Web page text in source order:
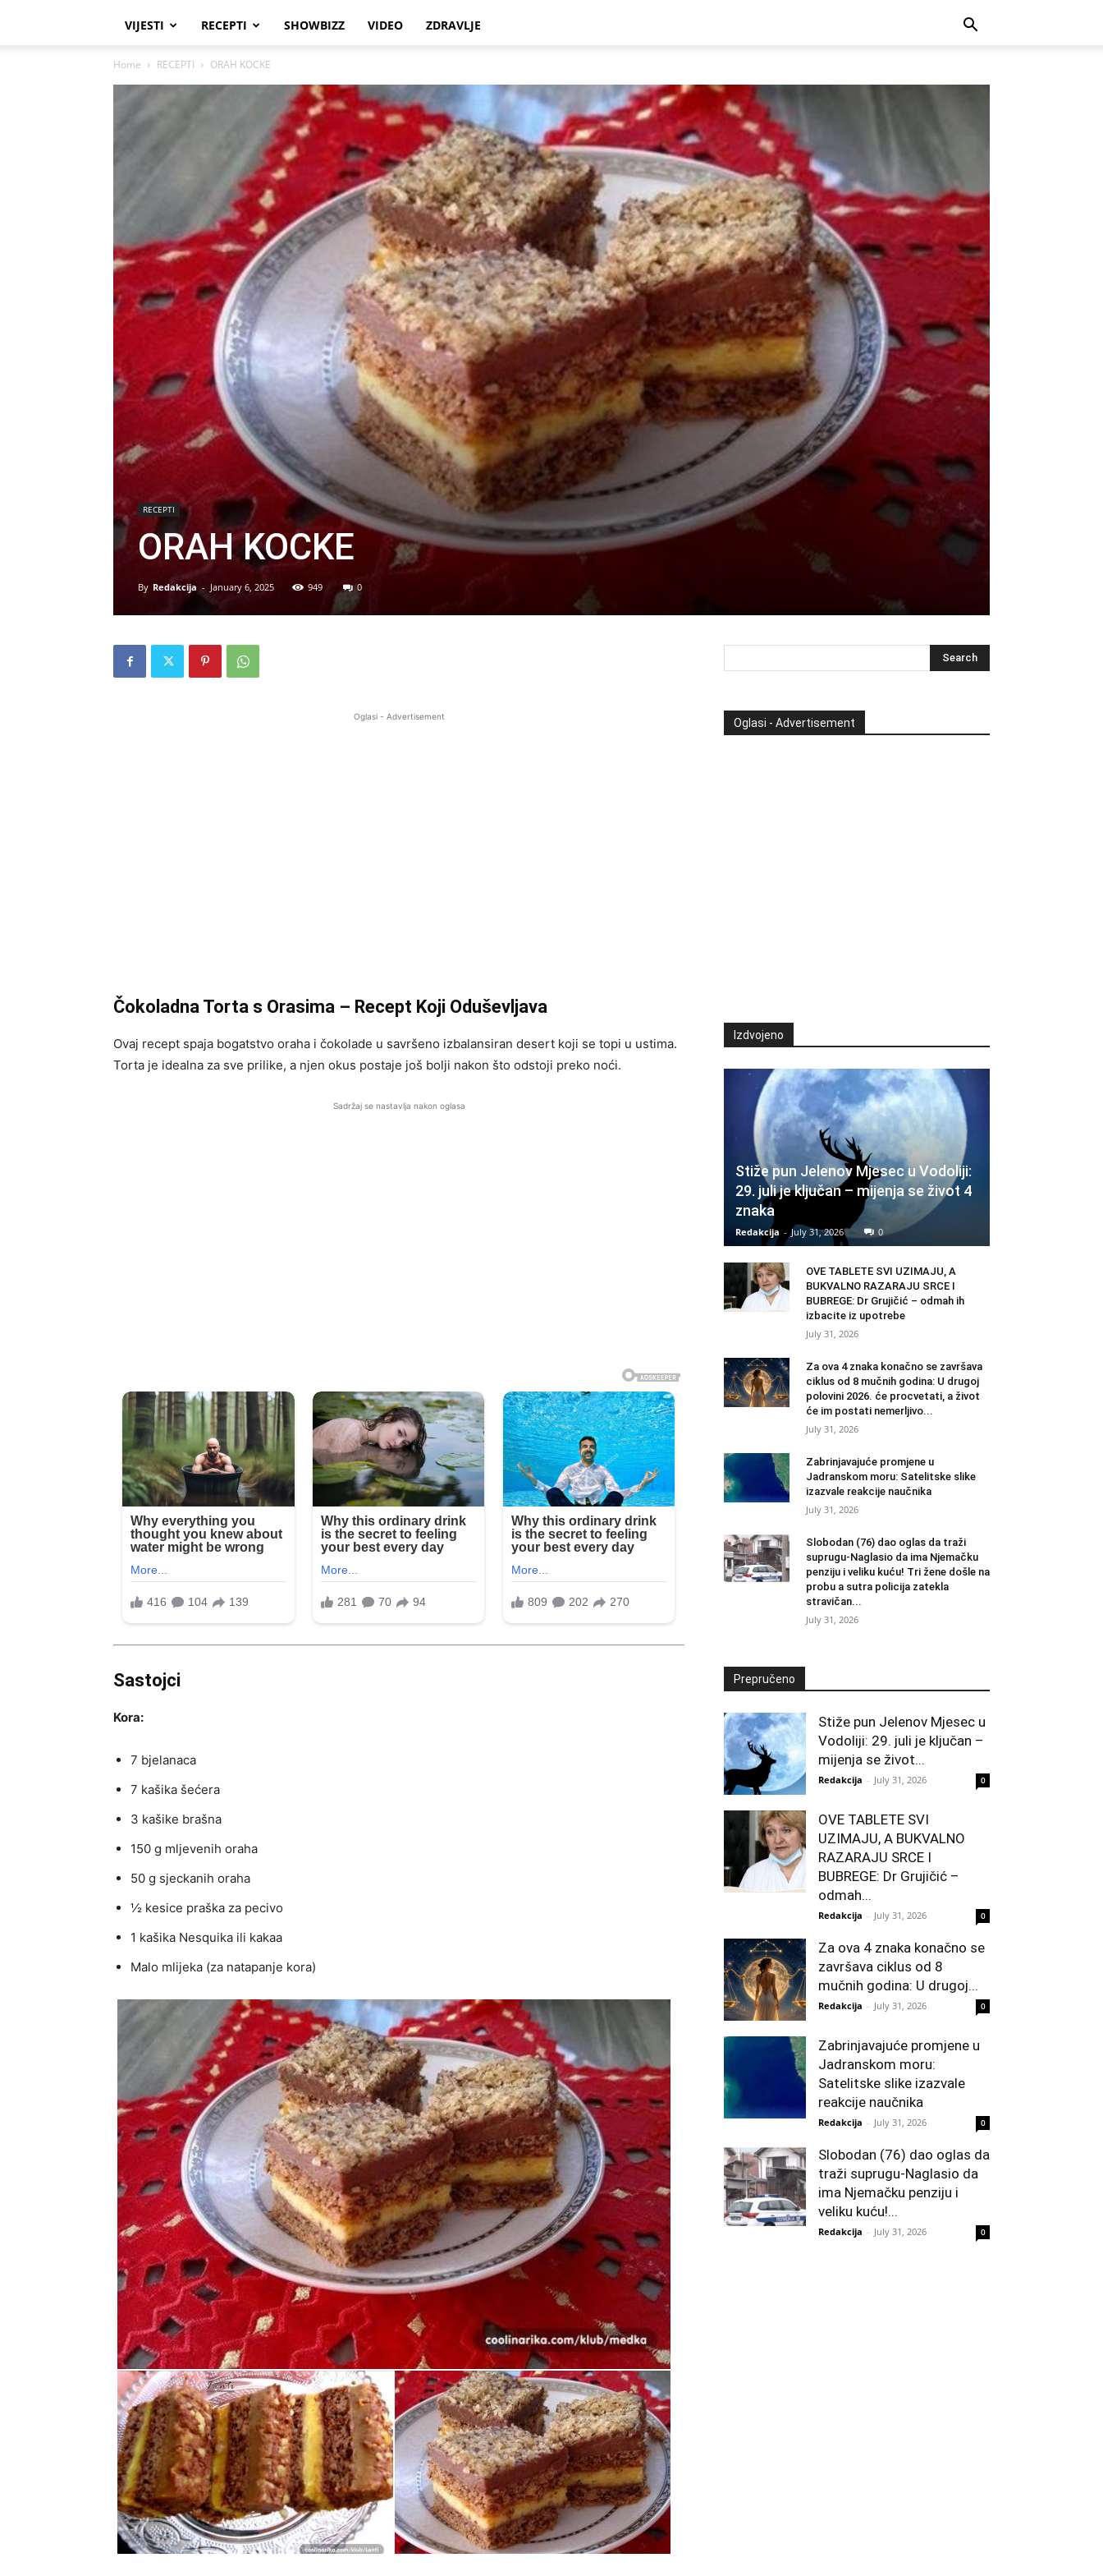
VIJESTI RECEPTI SHOWBIZZ VIDEO ZDRAVLJE
Home RECEPTI ORAH KOCKE
RECEPTI
ORAH KOCKE
By Redakcija - January 6, 2025 949 0
Oglasi - Advertisement
Čokoladna Torta s Orasima – Recept Koji Oduševljava
Ovaj recept spaja bogatstvo oraha i čokolade u savršeno izbalansiran desert koji se topi u ustima.
Torta je idealna za sve prilike, a njen okus postaje još bolji nakon što odstoji preko noći.
Sadržaj se nastavlja nakon oglasa
Sastojci
Kora:
7 bjelanaca
7 kašika šećera
3 kašike brašna
150 g mljevenih oraha
50 g sjeckanih oraha
½ kesice praška za pecivo
1 kašika Nesquika ili kakaa
Malo mlijeka (za natapanje kora)
Oglasi - Advertisement
Izdvojeno
Stiže pun Jelenov Mjesec u Vodoliji:
29. juli je ključan – mijenja se život 4
znaka
Redakcija - July 31, 2026 0
OVE TABLETE SVI UZIMAJU, A
BUKVALNO RAZARAJU SRCE I
BUBREGE: Dr Grujičić – odmah ih
izbacite iz upotrebe
July 31, 2026
Za ova 4 znaka konačno se završava
ciklus od 8 mučnih godina: U drugoj
polovini 2026. će procvetati, a život
će im postati nemerljivo...
July 31, 2026
Zabrinjavajuće promjene u
Jadranskom moru: Satelitske slike
izazvale reakcije naučnika
July 31, 2026
Slobodan (76) dao oglas da traži
suprugu-Naglasio da ima Njemačku
penziju i veliku kuću! Tri žene došle na
probu a sutra policija zatekla
stravičan...
July 31, 2026
Prepručeno
Stiže pun Jelenov Mjesec u
Vodoliji: 29. juli je ključan –
mijenja se život...
Redakcija - July 31, 2026 0
OVE TABLETE SVI
UZIMAJU, A BUKVALNO
RAZARAJU SRCE I
BUBREGE: Dr Grujičić –
odmah...
Redakcija - July 31, 2026 0
Za ova 4 znaka konačno se
završava ciklus od 8
mučnih godina: U drugoj...
Redakcija - July 31, 2026 0
Zabrinjavajuće promjene u
Jadranskom moru:
Satelitske slike izazvale
reakcije naučnika
Redakcija - July 31, 2026 0
Slobodan (76) dao oglas da
traži suprugu-Naglasio da
ima Njemačku penziju i
veliku kuću!...
Redakcija - July 31, 2026 0